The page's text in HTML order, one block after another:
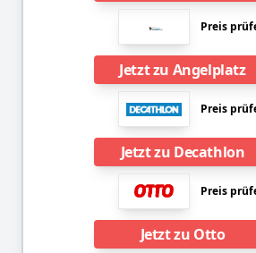
Preis
Jetzt zu Angelplatz
Preis
Jetzt zu Decathlon
Preis
Jetzt zu Otto